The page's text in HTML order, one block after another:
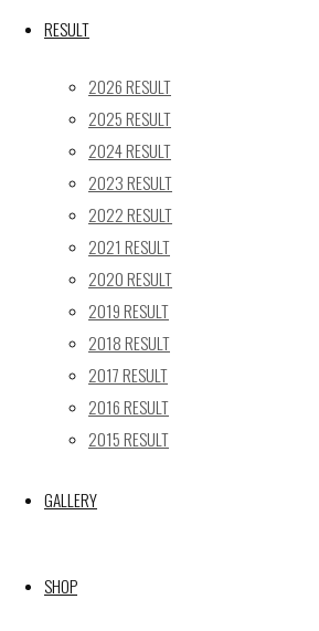
RESULT
2026 RESULT
2025 RESULT
2024 RESULT
2023 RESULT
2022 RESULT
2021 RESULT
2020 RESULT
2019 RESULT
2018 RESULT
2017 RESULT
2016 RESULT
2015 RESULT
GALLERY
SHOP
公式予選Q1 15：18～15：28 Q2
天候：晴 コース：ドライ 気温/路
時16度/23度 Q2開始時14度/20度
午前中と変わらずの好天の中オンタ
された。10号車のQ1は、Bグループ
を担当する。約1分ピットで待機し
を繋ぐことが出来た。Q2は自信を
富田。富田も1分ほど待機してコー
11番手、2周目にはベストアタック
ムでトップタイムを計測。
このままポールポジションかと思わ
新するべくアタックを行うが、残念